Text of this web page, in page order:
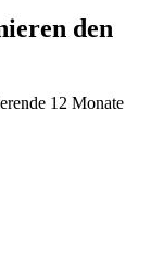
den
12 Monate